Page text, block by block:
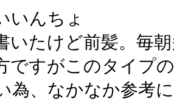
いんちょ
いたけど前髪。毎
ですがこのタイプ
為、なかなか参考